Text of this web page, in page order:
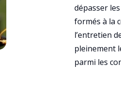
dépasser
formés à la
l’entretien
pleinement
parmi les